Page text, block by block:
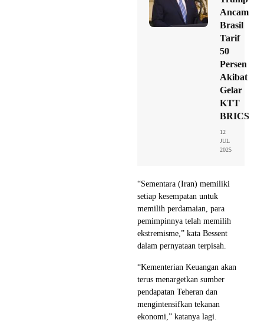
Ancam
Brasil
Tarif
50
Persen
Akibat
Gelar
KTT
BRICS
12
JUL
2025
“Sementara (Iran) memiliki
setiap kesempatan untuk
memilih perdamaian, para
pemimpinnya telah memilih
ekstremisme,” kata Bessent
dalam pernyataan terpisah.
“Kementerian Keuangan akan
terus menargetkan sumber
pendapatan Teheran dan
mengintensifkan tekanan
ekonomi,” katanya lagi.